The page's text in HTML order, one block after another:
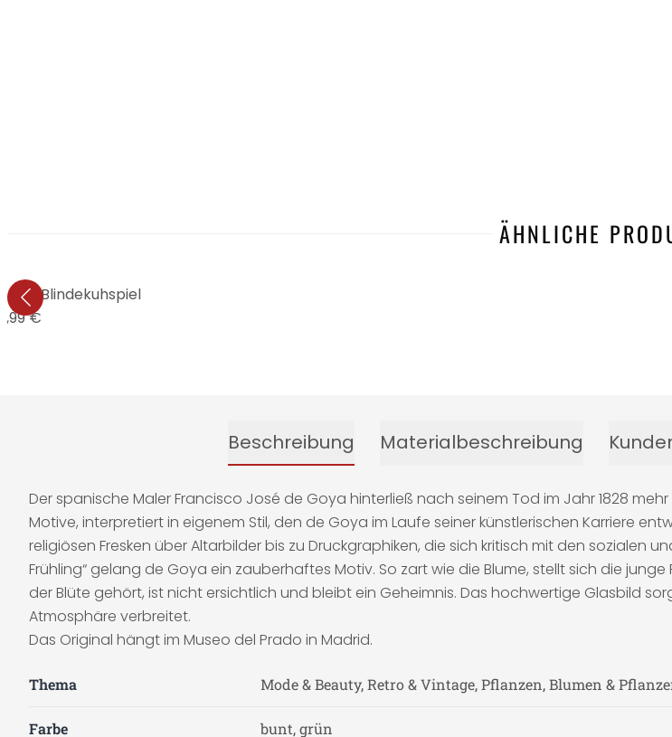
ÄHNLICHE
Das Blindekuhspiel
€
Beschreibung Materialbeschreibung
Der spanische Maler Francisco José de Goya hinterließ nach seinem Tod im Jahr 1828
Motive, interpretiert in eigenem Stil, den de Goya im Laufe seiner künstlerischen Karriere
religiösen Fresken über Altarbilder bis zu Druckgraphiken, die sich kritisch mit den sozialen
Frühling“ gelang de Goya ein zauberhaftes Motiv. So zart wie die Blume, stellt sich die
der Blüte gehört, ist nicht ersichtlich und bleibt ein Geheimnis. Das hochwertige Glasbild
Atmosphäre verbreitet.
Das Original hängt im Museo del Prado in Madrid.
Thema Mode & Beauty, Retro & Vintage, Pflanzen, Blumen &
Farbe bunt, grün